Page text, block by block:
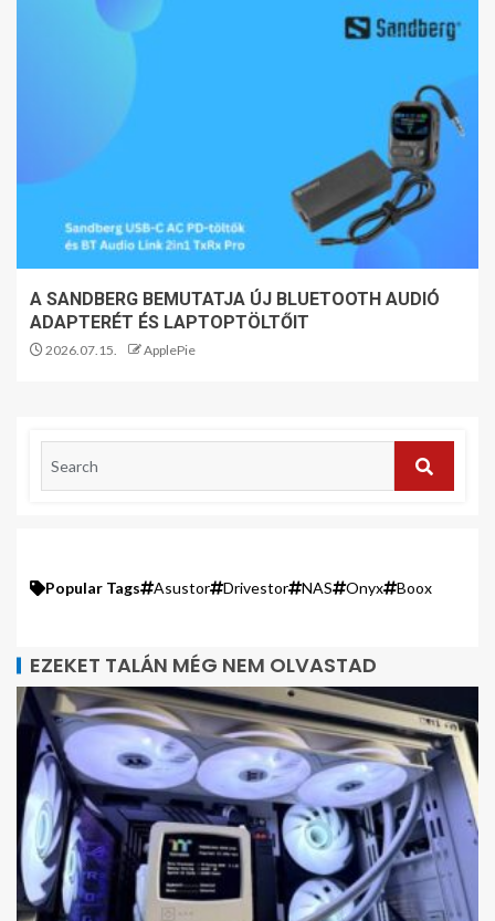
A SANDBERG BEMUTATJA ÚJ BLUETOOTH AUDIÓ
ADAPTERÉT ÉS LAPTOPTÖLTŐIT
2026.07.15. ApplePie
Popular Tags Asustor Drivestor NAS Onyx Boox
EZEKET TALÁN MÉG NEM OLVASTAD